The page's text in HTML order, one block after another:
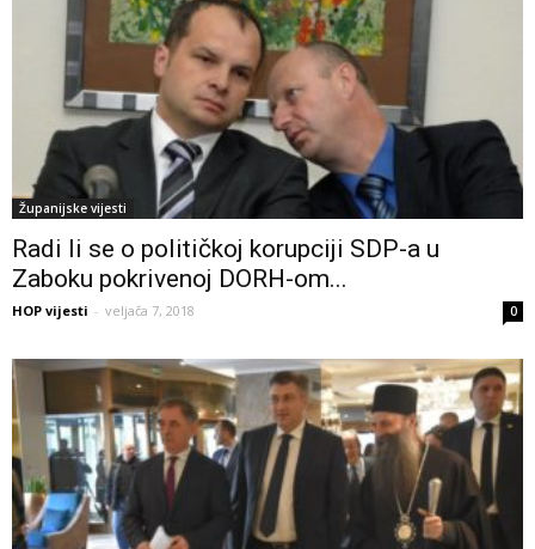
Županijske vijesti
Radi li se o političkoj korupciji SDP-a u
Zaboku pokrivenoj DORH-om...
HOP vijesti - veljača 7, 2018 0